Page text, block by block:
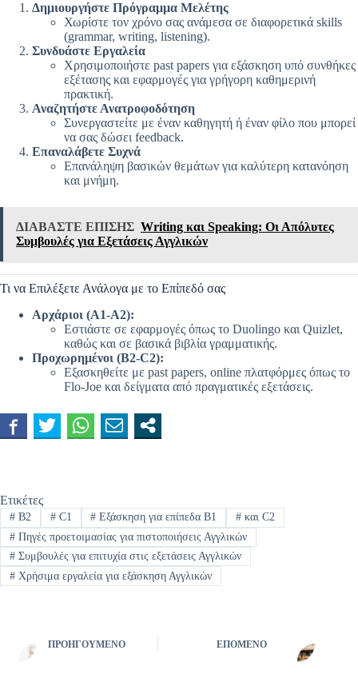
Δημιουργήστε Πρόγραμμα Μελέτης
Χωρίστε τον χρόνο σας ανάμεσα σε διαφορετικά skills
(grammar, writing, listening).
Συνδυάστε Εργαλεία
Χρησιμοποιήστε past papers για εξάσκηση υπό συνθήκες
εξέτασης και εφαρμογές για γρήγορη καθημερινή
πρακτική.
Αναζητήστε Ανατροφοδότηση
Συνεργαστείτε με έναν καθηγητή ή έναν φίλο που μπορεί
να σας δώσει feedback.
Επαναλάβετε Συχνά
Επανάληψη βασικών θεμάτων για καλύτερη κατανόηση
και μνήμη.
ΔΙΑΒΑΣΤΕ ΕΠΙΣΗΣ Writing και Speaking: Οι Απόλυτες
Συμβουλές για Εξετάσεις Αγγλικών
Τι να Επιλέξετε Ανάλογα με το Επίπεδό σας
Αρχάριοι (A1-A2):
Εστιάστε σε εφαρμογές όπως το Duolingo και Quizlet,
καθώς και σε βασικά βιβλία γραμματικής.
Προχωρημένοι (B2-C2):
Εξασκηθείτε με past papers, online πλατφόρμες όπως το
Flo-Joe και δείγματα από πραγματικές εξετάσεις.
Ετικέτες
#B2 #C1 # Εξάσκηση για επίπεδα B1 # και C2
#Πηγές προετοιμασίας για πιστοποιήσεις Αγγλικών
#Συμβουλές για επιτυχία στις εξετάσεις Αγγλικών
#Χρήσιμα εργαλεία για εξάσκηση Αγγλικών
ΠΡΟΗΓΟΎΜΕΝΟ ΕΠΌΜΕΝΟ